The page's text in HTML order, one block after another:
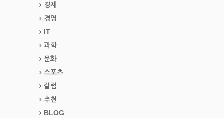
경제
경영
IT
과학
문화
스포츠
칼럼
추천
BLOG